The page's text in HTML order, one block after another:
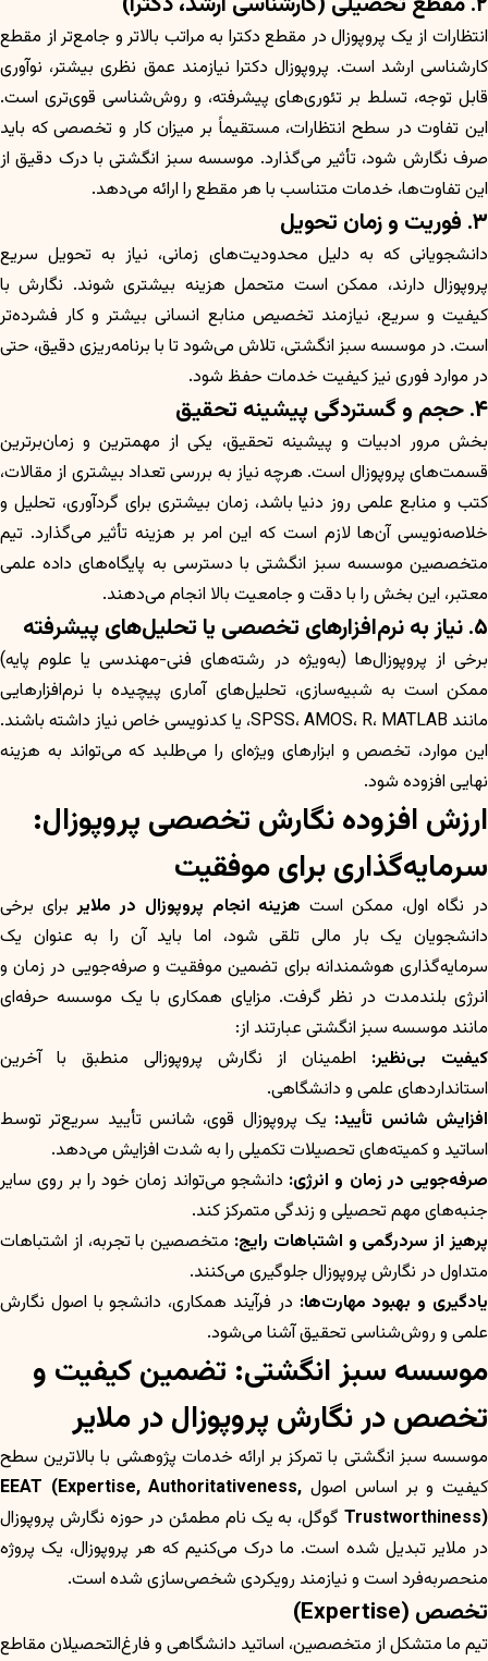
انتظارات از یک پروپوزال در مقطع دکترا به مراتب بالاتر و جامع‌تر از مقطع
کارشناسی ارشد است. پروپوزال دکترا نیازمند عمق نظری بیشتر، نوآوری
قابل توجه، تسلط بر تئوری‌های پیشرفته، و روش‌شناسی قوی‌تری است.
این تفاوت در سطح انتظارات، مستقیماً بر میزان کار و تخصصی که باید
صرف نگارش شود، تأثیر می‌گذارد. موسسه سبز انگشتی با درک دقیق از
این تفاوت‌ها، خدمات متناسب با هر مقطع را ارائه می‌دهد.
۳. فوریت و زمان تحویل
دانشجویانی که به دلیل محدودیت‌های زمانی، نیاز به تحویل سریع
پروپوزال دارند، ممکن است متحمل هزینه بیشتری شوند. نگارش با
کیفیت و سریع، نیازمند تخصیص منابع انسانی بیشتر و کار فشرده‌تر
است. در موسسه سبز انگشتی، تلاش می‌شود تا با برنامه‌ریزی دقیق، حتی
در موارد فوری نیز کیفیت خدمات حفظ شود.
۴. حجم و گستردگی پیشینه تحقیق
بخش مرور ادبیات و پیشینه تحقیق، یکی از مهمترین و زمان‌برترین
قسمت‌های پروپوزال است. هرچه نیاز به بررسی تعداد بیشتری از مقالات،
کتب و منابع علمی روز دنیا باشد، زمان بیشتری برای گردآوری، تحلیل و
خلاصه‌نویسی آن‌ها لازم است که این امر بر هزینه تأثیر می‌گذارد. تیم
متخصصین موسسه سبز انگشتی با دسترسی به پایگاه‌های داده علمی
معتبر، این بخش را با دقت و جامعیت بالا انجام می‌دهند.
۵. نیاز به نرم‌افزارهای تخصصی یا تحلیل‌های پیشرفته
برخی از پروپوزال‌ها (به‌ویژه در رشته‌های فنی-مهندسی یا علوم پایه)
ممکن است به شبیه‌سازی، تحلیل‌های آماری پیچیده با نرم‌افزارهایی
مانند SPSS، AMOS، R، MATLAB، یا کدنویسی خاص نیاز داشته باشند.
این موارد، تخصص و ابزارهای ویژه‌ای را می‌طلبد که می‌تواند به هزینه
نهایی افزوده شود.
ارزش افزوده نگارش تخصصی پروپوزال:
سرمایه‌گذاری برای موفقیت
در نگاه اول، ممکن است هزینه انجام پروپوزال در ملایربرای برخی
دانشجویان یک بار مالی تلقی شود، اما باید آن را به عنوان یک
سرمایه‌گذاری هوشمندانه برای تضمین موفقیت و صرفه‌جویی در زمان و
انرژی بلندمدت در نظر گرفت. مزایای همکاری با یک موسسه حرفه‌ای
مانند موسسه سبز انگشتی عبارتند از:
کیفیت بی‌نظیر: اطمینان از نگارش پروپوزالی منطبق با آخرین
استانداردهای علمی و دانشگاهی.
افزایش شانس تأیید: یک پروپوزال قوی، شانس تأیید سریع‌تر توسط
اساتید و کمیته‌های تحصیلات تکمیلی را به شدت افزایش می‌دهد.
صرفه‌جویی در زمان و انرژی: دانشجو می‌تواند زمان خود را بر روی سایر
جنبه‌های مهم تحصیلی و زندگی متمرکز کند.
پرهیز از سردرگمی و اشتباهات رایج: متخصصین با تجربه، از اشتباهات
متداول در نگارش پروپوزال جلوگیری می‌کنند.
یادگیری و بهبود مهارت‌ها: در فرآیند همکاری، دانشجو با اصول نگارش
علمی و روش‌شناسی تحقیق آشنا می‌شود.
موسسه سبز انگشتی: تضمین کیفیت و
تخصص در نگارش پروپوزال در ملایر
موسسه سبز انگشتی با تمرکز بر ارائه خدمات پژوهشی با بالاترین سطح
کیفیت و بر اساس اصول EEAT (Expertise, Authoritativeness,
Trustworthiness) گوگل، به یک نام مطمئن در حوزه نگارش پروپوزال
در ملایر تبدیل شده است. ما درک می‌کنیم که هر پروپوزال، یک پروژه
منحصربه‌فرد است و نیازمند رویکردی شخصی‌سازی شده است.
تخصص (Expertise)
تیم ما متشکل از متخصصین، اساتید دانشگاهی و فارغ‌التحصیلان مقاطع